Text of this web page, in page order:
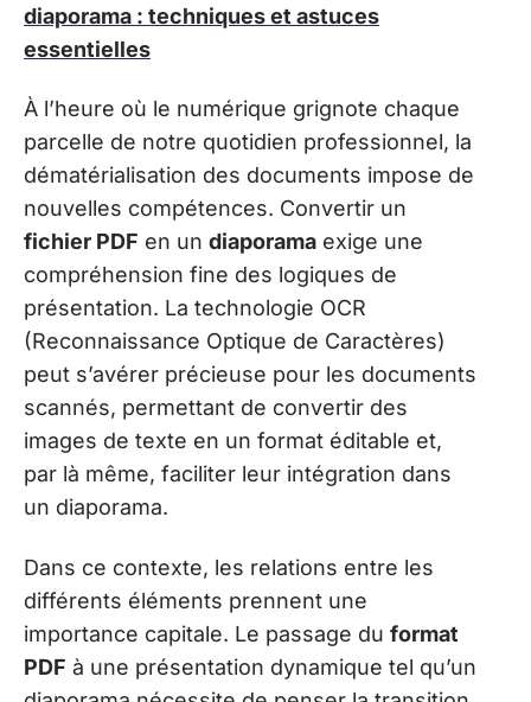
diaporama : techniques et astuces
essentielles
À l’heure où le numérique grignote chaque
parcelle de notre quotidien professionnel, la
dématérialisation des documents impose de
nouvelles compétences. Convertir un
fichier PDF en un diaporama exige une
compréhension fine des logiques de
présentation. La technologie OCR
(Reconnaissance Optique de Caractères)
peut s’avérer précieuse pour les documents
scannés, permettant de convertir des
images de texte en un format éditable et,
par là même, faciliter leur intégration dans
un diaporama.
Dans ce contexte, les relations entre les
différents éléments prennent une
importance capitale. Le passage du format
PDF à une présentation dynamique tel qu’un